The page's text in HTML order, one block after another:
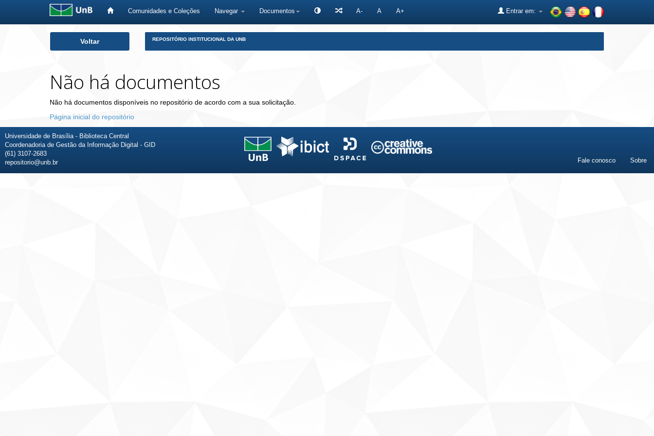
Comunidades e Coleções Navegar Documentos A- A A+ Entrar em:
Voltar REPOSITÓRIO INSTITUCIONAL DA UNB
Não há documentos
Não há documentos disponíveis no repositório de acordo com a sua solicitação.
Página inicial do repositório
Universidade de Brasília - Biblioteca Central
Coordenadoria de Gestão da Informação Digital - GID
(61) 3107-2683
repositorio@unb.br
Fale conosco Sobre